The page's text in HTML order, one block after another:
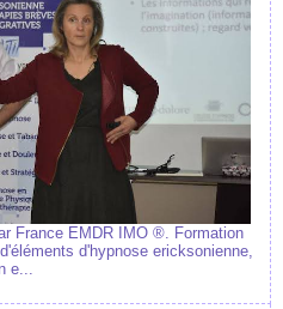
France EMDR IMO ®. Formation
d'hypnose ericksonienne,
e...